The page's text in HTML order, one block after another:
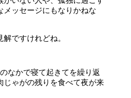
メッセージにもなりかねな
ですけれどね。
なかで寝て起きてを繰り返
じゃがの残りを食べて夜が来